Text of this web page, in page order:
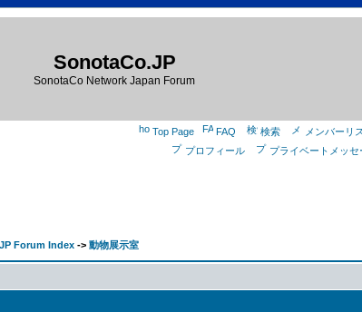
SonotaCo.JP
SonotaCo Network Japan Forum
Top Page FAQ 検索 メンバーリ
プロフィール
プライベートメッ
Forum Index -> 動物展示室